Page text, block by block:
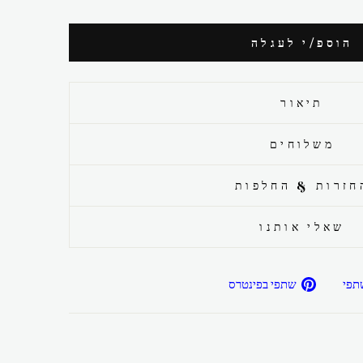
הוספ/י לעגלה
תיאור
משלוחים
& החלפות
שאלי אותנו
שתפ/ישתפי בפינטרס